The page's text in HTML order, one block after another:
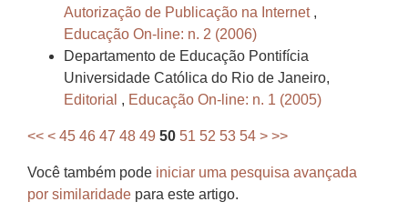
Autorização de Publicação na Internet ,
Educação On-line: n. 2 (2006)
Departamento de Educação Pontifícia
Universidade Católica do Rio de Janeiro,
Editorial , Educação On-line: n. 1 (2005)
<< < 45 46 47 48 49 50 51 52 53 54 > >>
Você também pode iniciar uma pesquisa avançada
por similaridade para este artigo.